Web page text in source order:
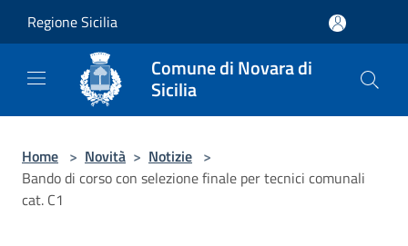
Regione Sicilia
Comune di Novara di
Sicilia
Home > Novità > Notizie >
Bando di corso con selezione finale per tecnici comunali
cat. C1